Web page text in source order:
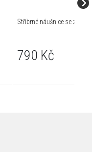
Stříbrné náušnice se
790 Kč